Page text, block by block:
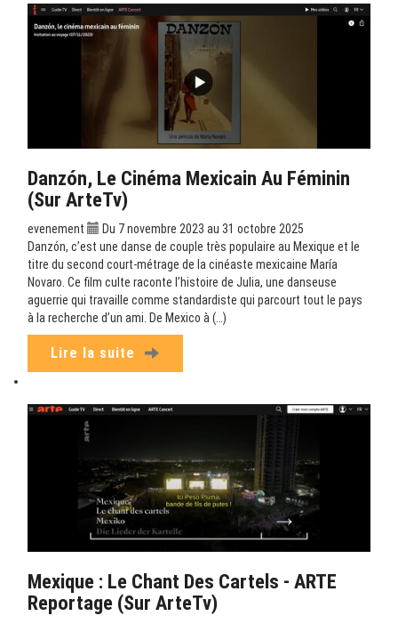
Danzón, Le Cinéma Mexicain Au Féminin
(sur ArteTv)
evenement
Du 7 novembre 2023 au 31 octobre 2025
Danzón, c’est une danse de couple très populaire au Mexique et le
titre du second court-métrage de la cinéaste mexicaine María
Novaro. Ce film culte raconte l’histoire de Julia, une danseuse
aguerrie qui travaille comme standardiste qui parcourt tout le pays
à la recherche d’un ami. De Mexico à (…)
Lire la suite
Mexique : Le Chant Des Cartels - ARTE
Reportage (sur ArteTv)